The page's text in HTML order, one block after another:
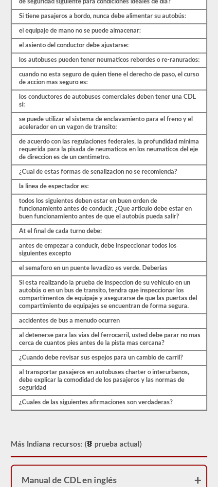
un
80%
(16
20)
para
aprobar
examen.
su
mayor
parte,
pasajeros
considera
vehículo
de
Clase
B
Clase
sin
embargo,
los
vehículos
Clase
existen
grandes.
pasajeros
articulado
requiere
un
CDL
Clase
con
endoso
se
si
su
tiene
de seguridad siguiente para condiciones ideales de dia?
Si tiene pasajeros a bordo, nunca debe alimentar su autobús:
el equipaje de mano no se puede almacenar:
el asiento del conductor debe ajustarse:
los autobuses pueden tener neumaticos rebordes o re-ranurados:
cuando no esta seguro de quien tiene el derecho de paso, el curso
de accion mas seguro es:
los conductores de autobuses comerciales deben tener una CDL
si:
se puede utilizar el sistema de enclavamiento para el freno y el
acelerador en un vagon de transito:
de acuerdo con las regulaciones federales, la profundidad minima
requerida para la pisada de neumaticos en los neumaticos del eje
de direccion es de un centimetro.
¿Cual de estas formas de senalizacion no se recomienda?
la linea de espectador es:
todos los siguientes deben estar en buen orden de
funcionamiento antes de conducir. ¿Que articulo debe estar en
buen funcionamiento antes de que el autobús pueda salir?
At el final de cada turno debe:
antes de empezar a conducir, debe inspeccionar todos los
siguientes excepto
el semaforo en un puente levadizo es verde. Deberias
Si esta realizando la prueba de inspeccion de su vehiculo en un
autobús o en un bus de transito, tendra que inspeccionar los
compartimentos de equipaje y asegurarse de que las puertas del
compartimiento de equipajes se encuentran de forma segura.
accidentes de bus a menudo ocurren
al detenerse para las vias del ferrocarril, usted debe parar no mas
cerca de cuantos pies antes de la pista mas cercana?
¿Cuando debe revisar sus espejos para un cambio de carril?
al transportar pasajeros en autobuses charter o interurbanos,
debe explicar la comodidad de los pasajeros y las normas de
seguridad
¿Cuales de las siguientes afirmaciones son verdaderas?
Más Indiana recursos: ( prueba actual)
Manual de CDL en inglés